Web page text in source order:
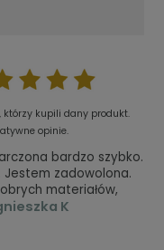
którzy kupili dany produkt.
opinie.
bardzo szybko.
Jestem zadowolona.
materiałów,
K